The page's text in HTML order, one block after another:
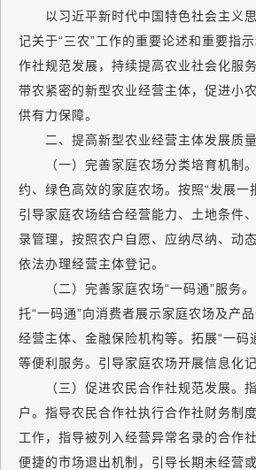
以习近平新时代中国特色社会主义思
记关于“三农”工作的重要论述和重要指
作社规范发展，持续提高农业社会化服
带农紧密的新型农业经营主体，促进小
供有力保障。
二、提高新型农业经营主体发展质量
（一）完善家庭农场分类培育机制。
约、绿色高效的家庭农场。按照“发展
引导家庭农场结合经营能力、土地条件
录管理，按照农户自愿、应纳尽纳、动
依法办理经营主体登记。
（二）完善家庭农场“一码通”服务。
托“一码通”向消费者展示家庭农场及产
经营主体、金融保险机构等。拓展“一
等便利服务。引导家庭农场开展信息化
（三）促进农民合作社规范发展。指
户。指导农民合作社执行合作社财务制
工作，指导被列入经营异常名录的合作
便捷的市场退出机制，引导长期未经营